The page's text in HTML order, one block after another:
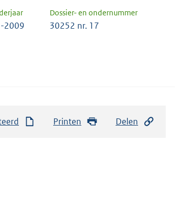
Dossier- en ondernummer
2009 30252 nr. 17
Printen Delen